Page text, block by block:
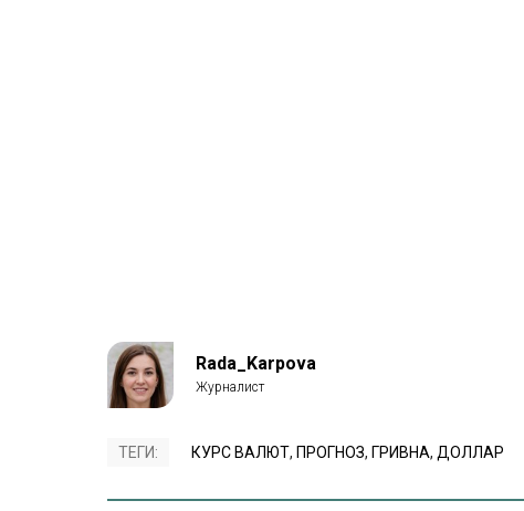
Rada_Karpova
ТЕГИ: КУРС ВАЛЮТ, ПРОГНОЗ, ГРИВНА, ДОЛЛАР